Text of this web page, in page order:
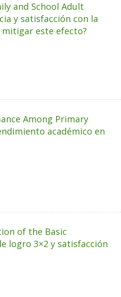
and School Adult
y satisfacción con la
mitigar este efecto?
Among Primary
académico en
of the Basic
logro 3×2 y satisfacción